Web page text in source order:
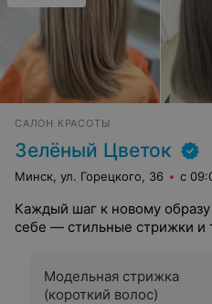
САЛОН КРАСОТЫ
Зелёный Цветок
Минск, ул. Горецкого, 36 с
Каждый шаг к новому образу
себе — стильные стрижки и
Модельная стрижка
(короткий волос)